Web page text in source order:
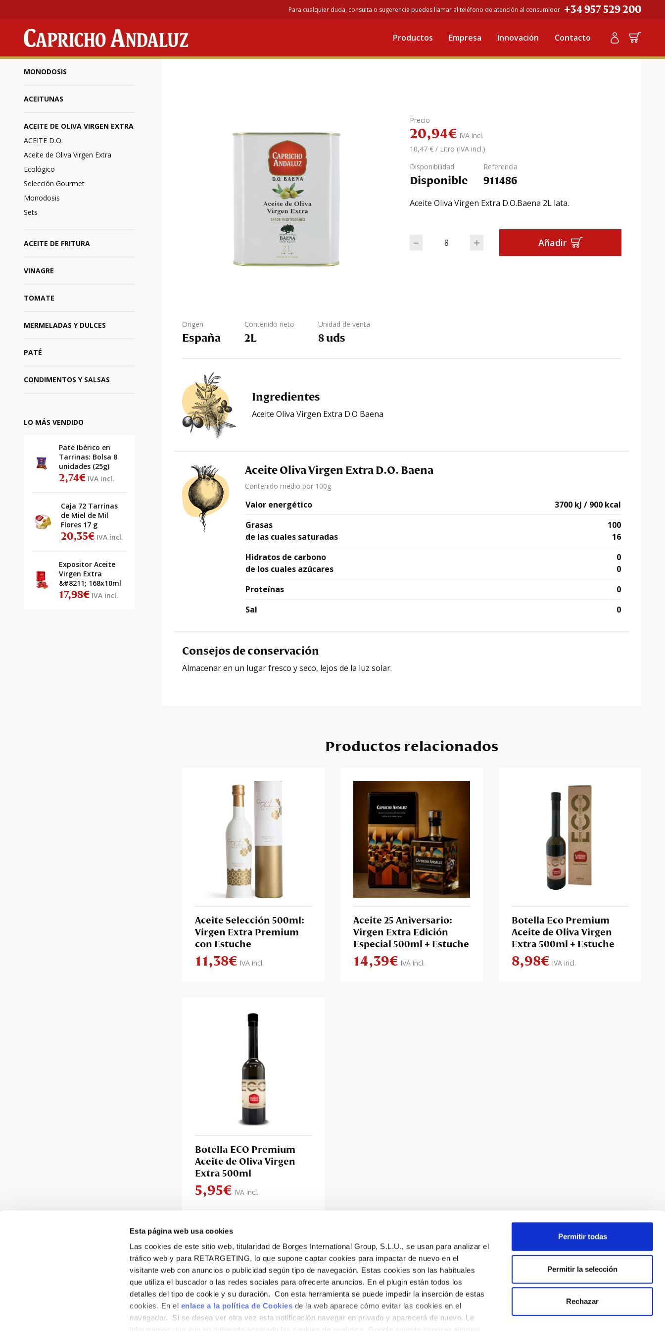
Esta página web usa cookies
Las cookies de este sitio web, titularidad de Borges International Group, S.L.U., se usan para analizar el
tráfico web y para RETARGETING, lo que supone captar cookies para impactar de nuevo en el
visitante web con anuncios o publicidad según tipo de navegación. Estas cookies son las habituales
que utiliza el buscador o las redes sociales para ofrecerte anuncios. En el plugin están todos los
detalles del tipo de cookie y su duración. Con esta herramienta se puede impedir la inserción de estas
cookies. En el enlace a la política de Cookies de la web aparece cómo evitar las cookies en el
navegador. Si se desea ver otra vez esta notificación navegar en privado y aparecerá de nuevo. Le
Permitir todas
Permitir la selección
Rechazar
Para cualquier duda, consulta o sugerencia puedes llamar al teléfono de atención al consumidor +34 957 529 200
Productos Empresa Innovación Contacto
MONODOSIS
ACEITUNAS
ACEITE DE OLIVA VIRGEN EXTRA
ACEITE D.O.
Aceite de Oliva Virgen Extra
Ecológico
Selección Gourmet
Monodosis
Sets
ACEITE DE FRITURA
VINAGRE
TOMATE
MERMELADAS Y DULCES
PATÉ
CONDIMENTOS Y SALSAS
LO MÁS VENDIDO
Paté Ibérico en
Tarrinas: Bolsa 8
unidades (25g)
2,74€ IVA incl.
Caja 72 Tarrinas
de Miel de Mil
Flores 17 g
20,35€ IVA incl.
Expositor Aceite
Virgen Extra
&#8211; 168x10ml
17,98€ IVA incl.
Aceite Oliva Virgen Extra D.O.Baena 2L lata
Precio
20,94€ IVA incl.
10,47 € / Litro (IVA incl.)
Disponibilidad
Disponible
Referencia
911486
Aceite Oliva Virgen Extra D.O.Baena 2L lata.
Aceite Oliva Virgen Extra D.O.Baena 2L lata cantidad
Añadir
Origen
España
Contenido neto
2L
Unidad de venta
8 uds
Ingredientes
Aceite Oliva Virgen Extra D.O Baena
Aceite Oliva Virgen Extra D.O. Baena
Contenido medio por 100g
Valor energético
3700 kJ / 900 kcal
Grasas
de las cuales saturadas
100
16
Hidratos de carbono
de los cuales azúcares
0
0
Proteínas
0
Sal
0
Consejos de conservación
Almacenar en un lugar fresco y seco, lejos de la luz solar.
Productos relacionados
Aceite Selección 500ml:
Virgen Extra Premium
con Estuche
11,38€ IVA incl.
Aceite 25 Aniversario:
Virgen Extra Edición
Especial 500ml + Estuche
14,39€ IVA incl.
Botella Eco Premium
Aceite de Oliva Virgen
Extra 500ml + Estuche
8,98€ IVA incl.
Botella ECO Premium
Aceite de Oliva Virgen
Extra 500ml
5,95€ IVA incl.